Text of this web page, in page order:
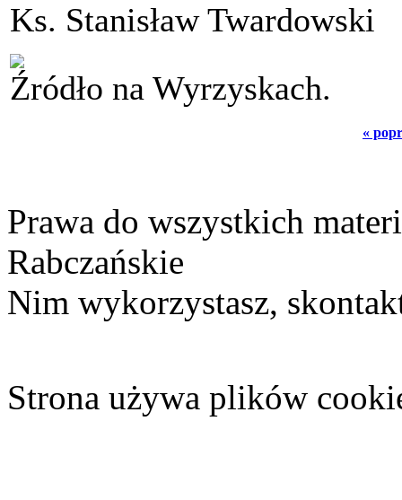
Ks. Stanisław Twardowski
Źródło na Wyrzyskach.
«
Prawa do wszystkich
Rabczańskie
Nim wykorzystasz,
Strona używa plików